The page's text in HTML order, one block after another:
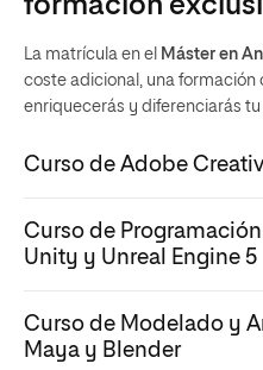
formación
La matrícula en el Máster en
coste adicional, una
enriquecerás y diferenciarás
Curso de Adobe
Curso de
Unity y Unreal Engine 5
Curso de Modelado y
Maya y Blender